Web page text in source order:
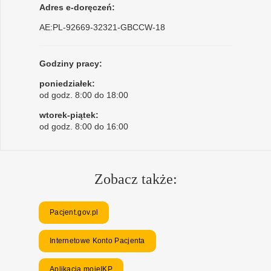
Adres e-doręczeń:
AE:PL-92669-32321-GBCCW-18
Godziny pracy:
poniedziałek:
od godz. 8:00 do 18:00
wtorek-piątek:
od godz. 8:00 do 16:00
Zobacz także:
Pacjent.gov.pl
Internetowe Konto Pacjenta